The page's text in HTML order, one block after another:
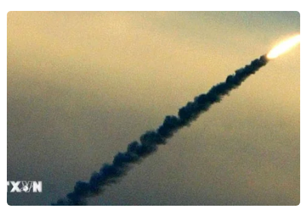
Cứu sống người đàn ông bị mắc kẹt hơn 62
giờ dưới tòa nhà bị sập
22/03/2019 10:21
Lực lượng cứu hộ Ấn Độ đã cứu sống thêm 1 người đàn